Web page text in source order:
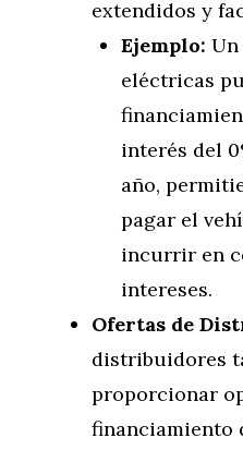
extendidos y
Ejemplo:
eléctricas
interés del
año,
pagar el
incurrir en
intereses.
Ofertas de
distribuidores
proporcionar
financiamiento